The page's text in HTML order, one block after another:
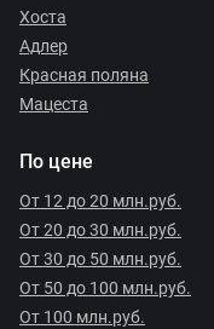
Хоста
Адлер
Красная поляна
Мацеста
По цене
От 12 до 20 млн.руб.
От 20 до 30 млн.руб.
От 30 до 50 млн.руб.
От 50 до 100 млн.руб.
От 100 млн.руб.